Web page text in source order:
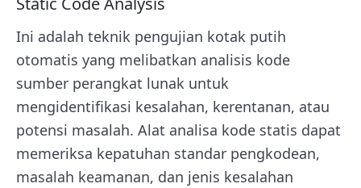
Ini adalah teknik pengujian kotak putih
otomatis yang melibatkan analisis kode
sumber perangkat lunak untuk
mengidentifikasi kesalahan, kerentanan, atau
potensi masalah. Alat analisa kode statis dapat
memeriksa kepatuhan standar pengkodean,
masalah keamanan, dan jenis kesalahan